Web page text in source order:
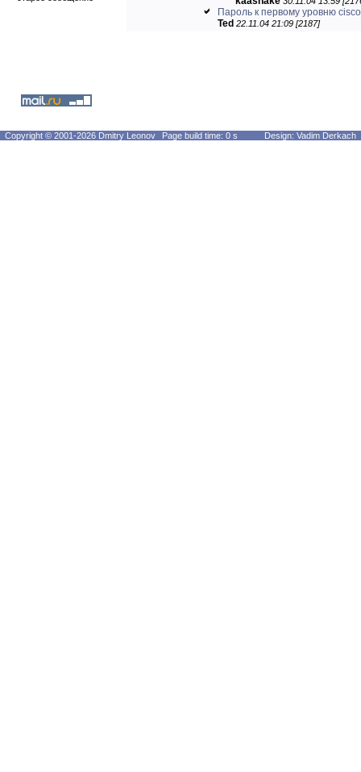
Пароль к первому уровню
Ted 22.11.04 21:09 [2187]
Copyright © 2001-2026 Dmitry Leonov Page build time: 0 s Design: Vadim Derkach